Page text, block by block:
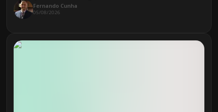
Fernando Cunha
05/08/2026